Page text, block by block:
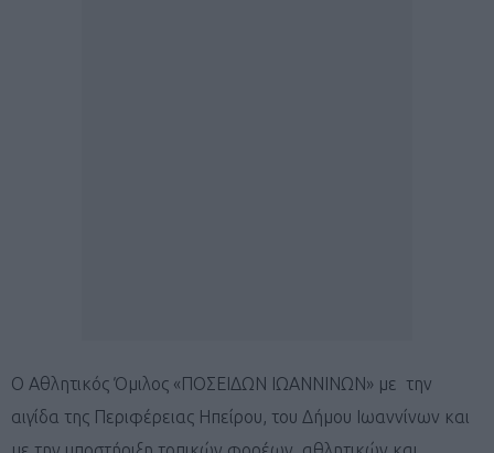
Ο Αθλητικός Όμιλος «ΠΟΣΕΙΔΩΝ ΙΩΑΝΝΙΝΩΝ» με την
αιγίδα της Περιφέρειας Ηπείρου, του Δήμου Ιωαννίνων και